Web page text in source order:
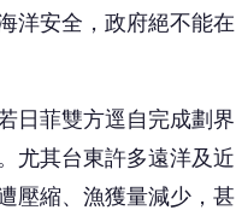
洋安全，政府絕不能在
日菲雙方逕自完成劃界
尤其台東許多遠洋及近
壓縮、漁獲量減少，甚